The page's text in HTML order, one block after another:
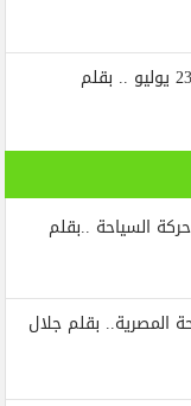
الصفحات المجهولة من ثورة 23 يوليو .. بقلم
السياحة ..بقلم
المصرية.. بقلم جلال